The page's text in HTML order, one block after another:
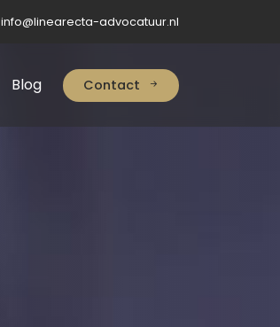
info@linearecta-advocatuur.nl
Blog Contact